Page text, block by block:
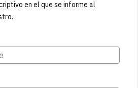
en el que se informe al